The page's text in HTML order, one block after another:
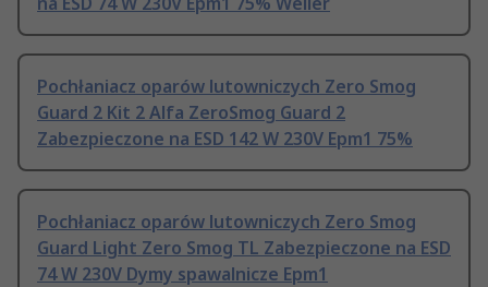
Pochłaniacz oparów lutowniczych Zero Smog
Guard 2 Kit 2 Alfa ZeroSmog Guard 2
Zabezpieczone na ESD 142 W 230V Epm1 75%
Pochłaniacz oparów lutowniczych Zero Smog
Guard Light Zero Smog TL Zabezpieczone na ESD
74 W 230V Dymy spawalnicze Epm1